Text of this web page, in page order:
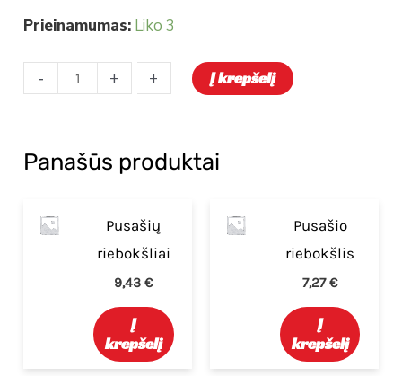
Prieinamumas: Liko 3
-
- + + Į krepšelį
Panašūs produktai
Pusašių
riebokšliai
9,43€
Į
krepšelį
Pusašio
riebokšlis
7,27€
Į
krepšelį